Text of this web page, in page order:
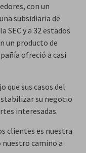
con un
subsidiaria de
SEC y a 32 estados
un producto de
ofreció a casi
que sus casos del
su negocio
interesadas.
clientes es nuestra
camino a